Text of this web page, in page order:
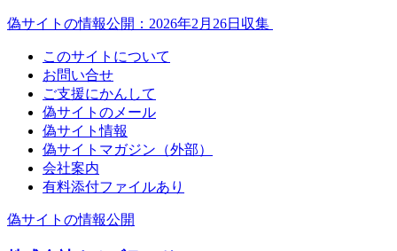
偽サイトの情報公開：2026年2月26日収集
このサイトについて
お問い合せ
ご支援にかんして
偽サイトのメール
偽サイト情報
偽サイトマガジン（外部）
会社案内
有料添付ファイルあり
偽サイトの情報公開